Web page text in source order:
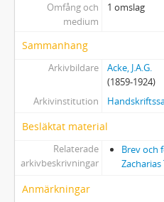
11 - Räkningar med
Omfång och
medium
1 omslag
Sammanhang
Arkivbildare
Acke, J.A.G.
(1859-1924)
Arkivinstitution
Besläktat material
Relaterade
arkivbeskrivningar
Brev och
Anmärkningar